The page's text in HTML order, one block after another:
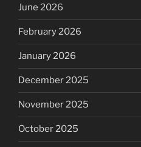
June 2026
February 2026
January 2026
December 2025
November 2025
October 2025